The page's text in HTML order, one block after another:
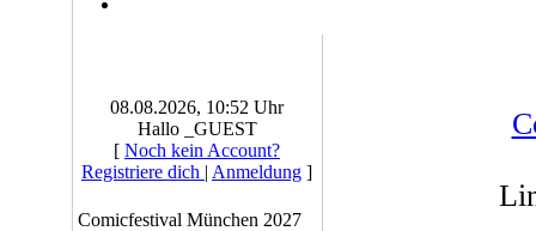
08.08.2026, 10:52 Uhr
Hallo _GUEST
[ Noch kein Account?
Registriere dich | Anmeldung ]
Comicfestival München 2027